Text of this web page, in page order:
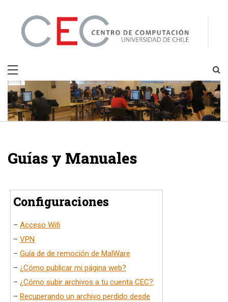
content
CEC
Guías y Manuales
Configuraciones
– Acceso Wifi
– VPN
– Guía de de remoción de MalWare
– ¿Cómo publicar mi página web?
– ¿Cómo subir archivos a tu cuenta CEC?
– Recuperando un archivo perdido desde